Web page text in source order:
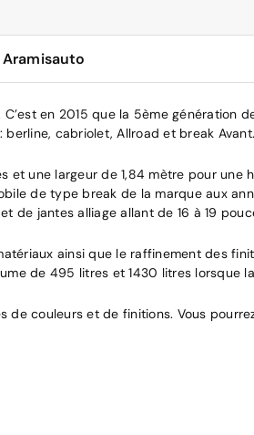
en 2015 que la 5ème génération
cabriolet, Allroad et break Avant.
et une largeur de 1,84 mètre pour
de type break de la marque aux
de jantes alliage allant de 16 à 19
ainsi que le raffinement des
de 495 litres et 1430 litres lorsque
couleurs et de finitions. Vous